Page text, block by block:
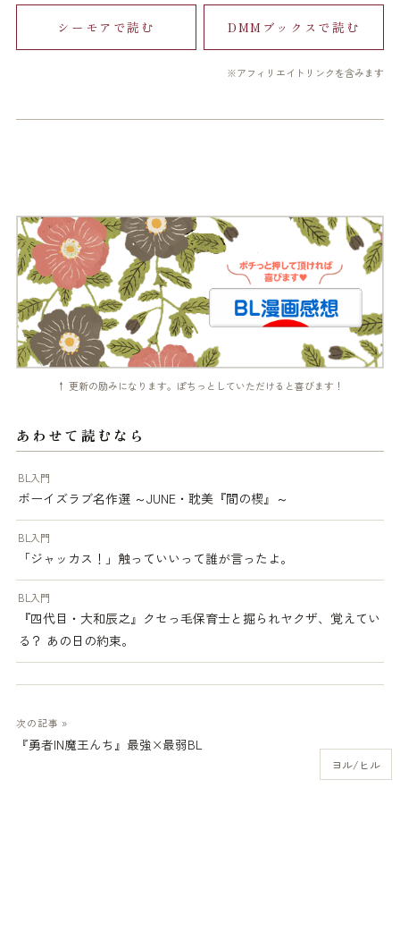
シーモアで読む DMMブックスで読む
※アフィリエイトリンクを含みます
↑ 更新の励みになります。ぽちっとしていただけると喜びます！
あわせて読むなら
BL入門
ボーイズラブ名作選 ～JUNE・耽美『間の楔』～
BL入門
「ジャッカス！」触っていいって誰が言ったよ。
BL入門
『四代目・大和辰之』クセっ毛保育士と掘られヤクザ、覚えてい
る？ あの日の約束。
次の記事 »
『勇者IN魔王んち』最強×最弱BL
ヨル/ヒル